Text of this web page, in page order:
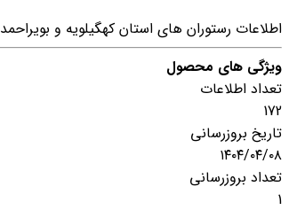
اطلاعات رستوران های استان کهگیلویه و بویراحمد
ویژگی های محصول
تعداد اطلاعات
172
تاریخ بروزرسانی
۱۴۰۴/۰۴/۰۸
تعداد بروزرسانی
1